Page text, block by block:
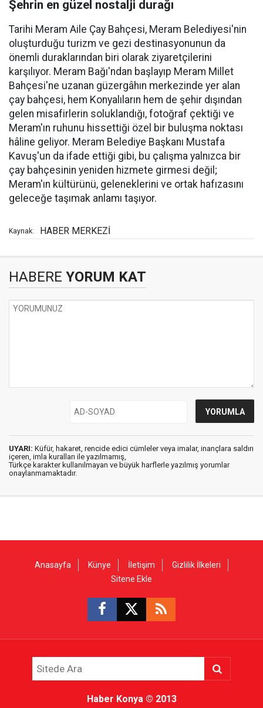
Şehrin en güzel nostalji durağı
Tarihi Meram Aile Çay Bahçesi, Meram Belediyesi'nin
oluşturduğu turizm ve gezi destinasyonunun da
önemli duraklarından biri olarak ziyaretçilerini
karşılıyor. Meram Bağı'ndan başlayıp Meram Millet
Bahçesi'ne uzanan güzergâhın merkezinde yer alan
çay bahçesi, hem Konyalıların hem de şehir dışından
gelen misafirlerin soluklandığı, fotoğraf çektiği ve
Meram'ın ruhunu hissettiği özel bir buluşma noktası
hâline geliyor. Meram Belediye Başkanı Mustafa
Kavuş'un da ifade ettiği gibi, bu çalışma yalnızca bir
çay bahçesinin yeniden hizmete girmesi değil;
Meram'ın kültürünü, geleneklerini ve ortak hafızasını
geleceğe taşımak anlamı taşıyor.
Kaynak: HABER MERKEZİ
HABERE YORUM KAT
UYARI: Küfür, hakaret, rencide edici cümleler veya imalar, inançlara saldırı
içeren, imla kuralları ile yazılmamış,
Türkçe karakter kullanılmayan ve büyük harflerle yazılmış yorumlar
onaylanmamaktadır.
Anasayfa Künye İletişim
Gizlilik İlkeleri
Sitene Ekle
Haber Konya© 2013